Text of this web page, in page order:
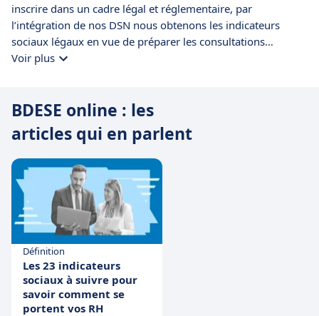
inscrire dans un cadre légal et réglementaire, par
l’intégration de nos DSN nous obtenons les indicateurs
sociaux légaux en vue de préparer les consultations
annuelles. De par l’ergonomie de l’application, l’accès à
CSE. De plus, l’accompagnement et la réactivité des équipes
solution.
Voir plus
BDESE online : les
articles qui en parlent
Définition
Les 23 indicateurs
sociaux à suivre pour
savoir comment se
portent vos RH